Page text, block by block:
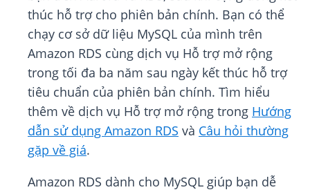
thúc hỗ trợ cho phiên bản chính. Bạn có thể
chạy cơ sở dữ liệu MySQL của mình trên
Amazon RDS cùng dịch vụ Hỗ trợ mở rộng
trong tối đa ba năm sau ngày kết thúc hỗ trợ
tiêu chuẩn của phiên bản chính. Tìm hiểu
thêm về dịch vụ Hỗ trợ mở rộng trong Hướng
dẫn sử dụng Amazon RDS và Câu hỏi thường
gặp về giá.
Amazon RDS dành cho MySQL giúp bạn dễ